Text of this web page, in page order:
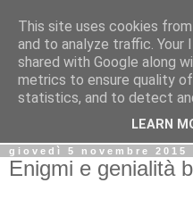
Biblio@rti in
Il Blog della Biblioteca di
informazioni iniziative incontri
giovedì 5 novembre 2015
Enigmi e genialità
This site uses cookies
and to analyze traffic. Your
shared with Google along
metrics to ensure quality
statistics, and to detect
LEARN